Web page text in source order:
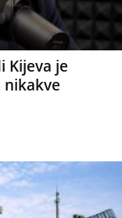
Kijeva je
nikakve